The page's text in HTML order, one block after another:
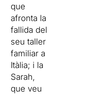
que
afronta la
fallida del
seu taller
familiar a
Itàlia; i la
Sarah,
que veu